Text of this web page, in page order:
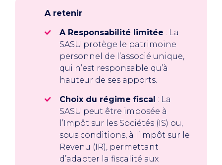
A retenir
A Responsabilité limitée : La
SASU protège le patrimoine
personnel de l’associé unique,
qui n’est responsable qu’à
hauteur de ses apports.
Choix du régime fiscal : La
SASU peut être imposée à
l’Impôt sur les Sociétés (IS) ou,
sous conditions, à l’Impôt sur le
Revenu (IR), permettant
d’adapter la fiscalité aux